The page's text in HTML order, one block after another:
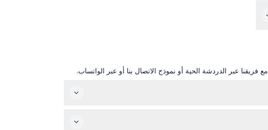
عبر الدردشة الحية أو نموذج الاتصال بنا أو عبر الواتساب.